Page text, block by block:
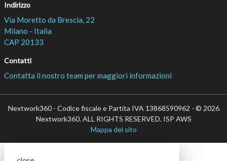
Indirizzo
Via Moretto da Brescia, 22
Milano - Italia
CAP 20133
Contatti
Contatta il nostro team per maggiori informazioni
Nextwork360 - Codice fiscale e Partita IVA 13868590962 - © 2026
Nextwork360. ALL RIGHTS RESERVED. ISP AWS
Mappa del sito